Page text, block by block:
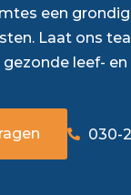
een
Laat ons
gezonde leef-
030-